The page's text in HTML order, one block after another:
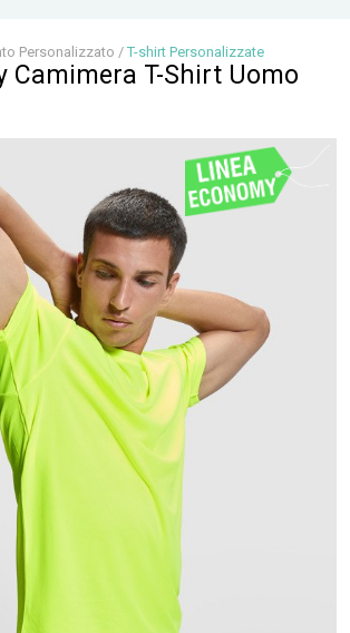
Personalizzato / T-shirt Personalizzate
Camimera T-Shirt Uomo